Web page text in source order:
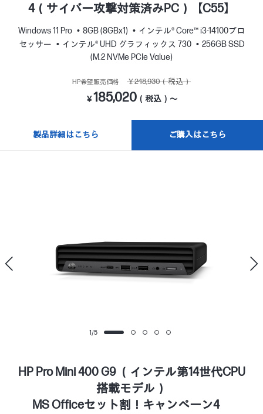
4（サイバー攻撃対策済みPC）【C55】
Windows 11 Pro 8GB (8GBx1)
インテル® Core™ i3-14100プロ
セッサー
インテル® UHD グラフィックス 730
256GB SSD
(M.2 NVMe PCIe Value)
HP希望販売価格 ￥248,930（税込）
￥185,020 （税込）～
製品詳細はこちら ご購入はこちら
1/5
HP Pro Mini 400 G9 （インテル第14世代CPU
搭載モデル）
MS Officeセット割！キャンペーン4